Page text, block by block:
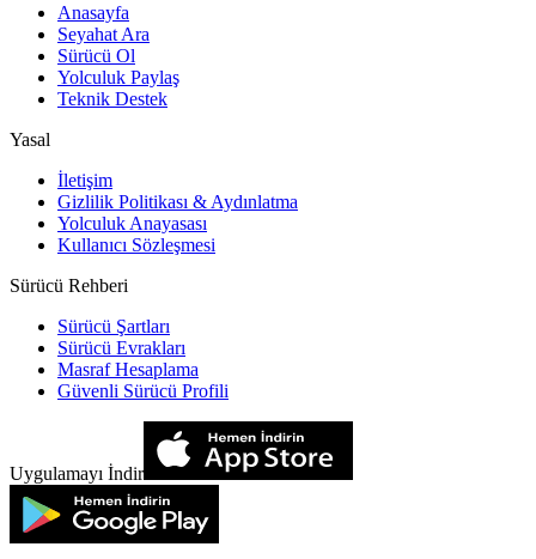
Anasayfa
Seyahat Ara
Sürücü Ol
Yolculuk Paylaş
Teknik Destek
Yasal
İletişim
Gizlilik Politikası & Aydınlatma
Yolculuk Anayasası
Kullanıcı Sözleşmesi
Sürücü Rehberi
Sürücü Şartları
Sürücü Evrakları
Masraf Hesaplama
Güvenli Sürücü Profili
Uygulamayı İndir